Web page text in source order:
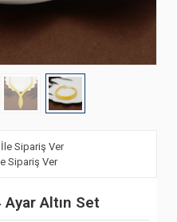
Sipariş Ver
Sipariş Ver
Ayar Altın Set